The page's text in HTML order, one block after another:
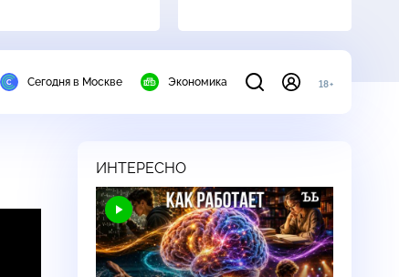
Сегодня в Москве Экономика 18+
ИНТЕРЕСНО